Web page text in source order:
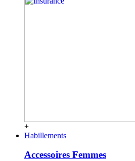
+
Habillements
Accessoires Femmes